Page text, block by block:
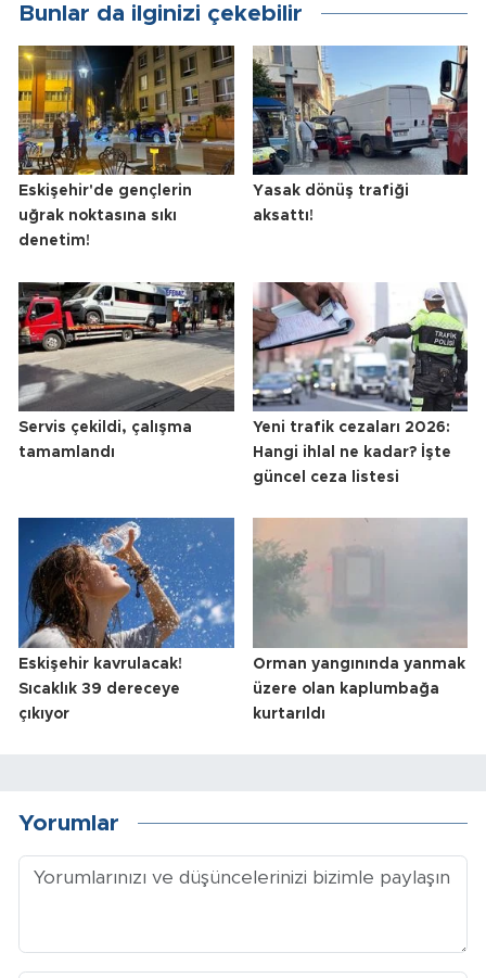
Bunlar da ilginizi çekebilir
Eskişehir'de gençlerin
uğrak noktasına sıkı
denetim!
Yasak dönüş trafiği
aksattı!
Servis çekildi, çalışma
tamamlandı
Yeni trafik cezaları 2026:
Hangi ihlal ne kadar? İşte
güncel ceza listesi
Eskişehir kavrulacak!
Sıcaklık 39 dereceye
çıkıyor
Orman yangınında yanmak
üzere olan kaplumbağa
kurtarıldı
Yorumlar